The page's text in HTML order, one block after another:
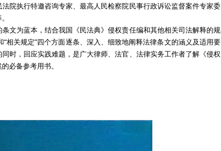
院执行特邀咨询专家、最高人民检察院民事行政诉讼监督案件专家委
文为蓝本，结合我国《民法典》侵权责任编和其他相关司法解释的规
“相关规定”四个方面逐条、深入、细致地阐释法律条文的涵义及适用要
时，回应实践难题，是广大律师、法官、法律实务工作者了解《侵权
必备参考用书。